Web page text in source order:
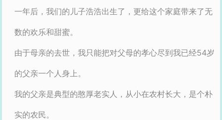
一年后，我们的儿子浩浩出生了，更给这个家庭带来了无
数的欢乐和甜蜜。
由于母亲的去世，我只能把对父母的孝心尽到我已经54岁
的父亲一个人身上。
我的父亲是典型的憨厚老实人，从小在农村长大，是个朴
实的农民。